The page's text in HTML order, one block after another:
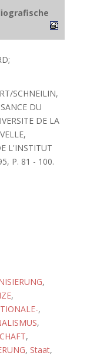
SCHNEILIN,
DU
DE LA
L'INSTITUT
P. 81 - 100.
,
,
,
,
,
, Staat,